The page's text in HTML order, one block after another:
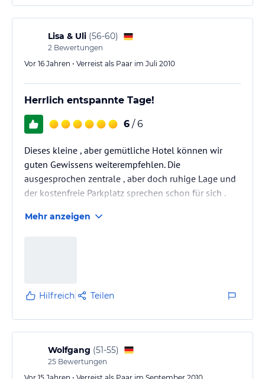
Lisa & Uli (56-60)
2 Bewertungen
Vor 16 Jahren • Verreist als Paar im Juli 2010
Herrlich entspannte Tage!
6 / 6
Dieses kleine , aber gemütliche Hotel können wir
guten Gewissens weiterempfehlen. Die
ausgesprochen zentrale , aber doch ruhige Lage und
der kostenfreie Parkplatz sprechen schon für sich .
der Rezeption empfangen , erhielten sogleich die
und die Matratzen prima .…
Mehr anzeigen
Hilfreich Teilen
Wolfgang (51-55)
25 Bewertungen